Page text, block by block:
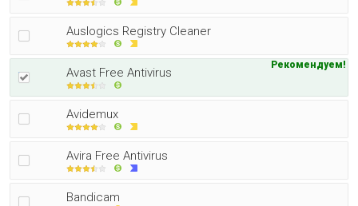
Auslogics Registry Cleaner
Avast Free Antivirus
Рекомендуем!
Avidemux
Avira Free Antivirus
Bandicam